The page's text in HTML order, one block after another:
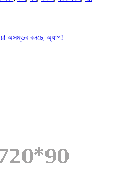
অসম্ভব বলছে অ্যাপ!